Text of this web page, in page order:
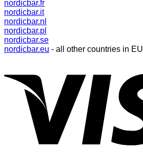
nordicbar.fr
nordicbar.it
nordicbar.nl
nordicbar.pl
nordicbar.se
nordicbar.eu - all other countries in EU